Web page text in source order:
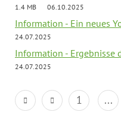
1.4 MB
06.10.2025
Information - Ein neues
24.07.2025
Information - Ergebnisse
24.07.2025
1 ...